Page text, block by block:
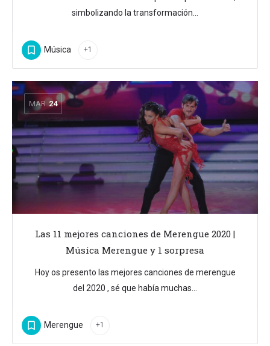
simbolizando la transformación…
Música +1
MAR 24
Las 11 mejores canciones de Merengue 2020 |
Música Merengue y 1 sorpresa
Hoy os presento las mejores canciones de merengue
del 2020 , sé que había muchas…
Merengue +1